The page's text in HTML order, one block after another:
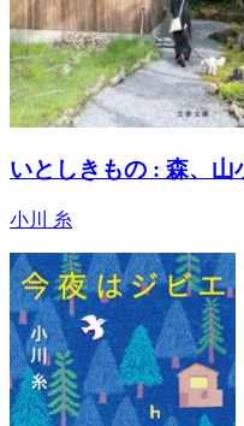
いとしきもの : 森、山
小川 糸